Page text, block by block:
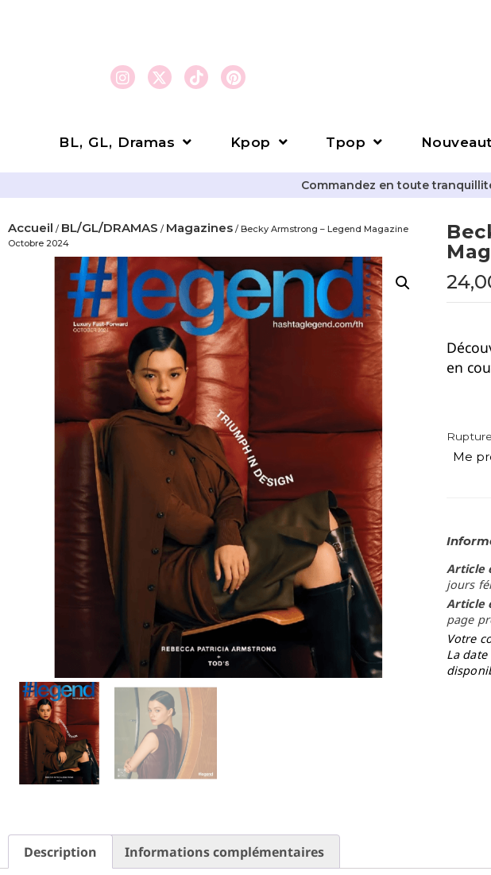
BL, GL, Dramas Kpop Tpop
Commandez en toute
Accueil / BL/GL/DRAMAS / Magazines / Becky Armstrong – Legend Magazine
Octobre 2024
en
Me
Article
jours
Article
page
Votre
La
Description Informations complémentaires